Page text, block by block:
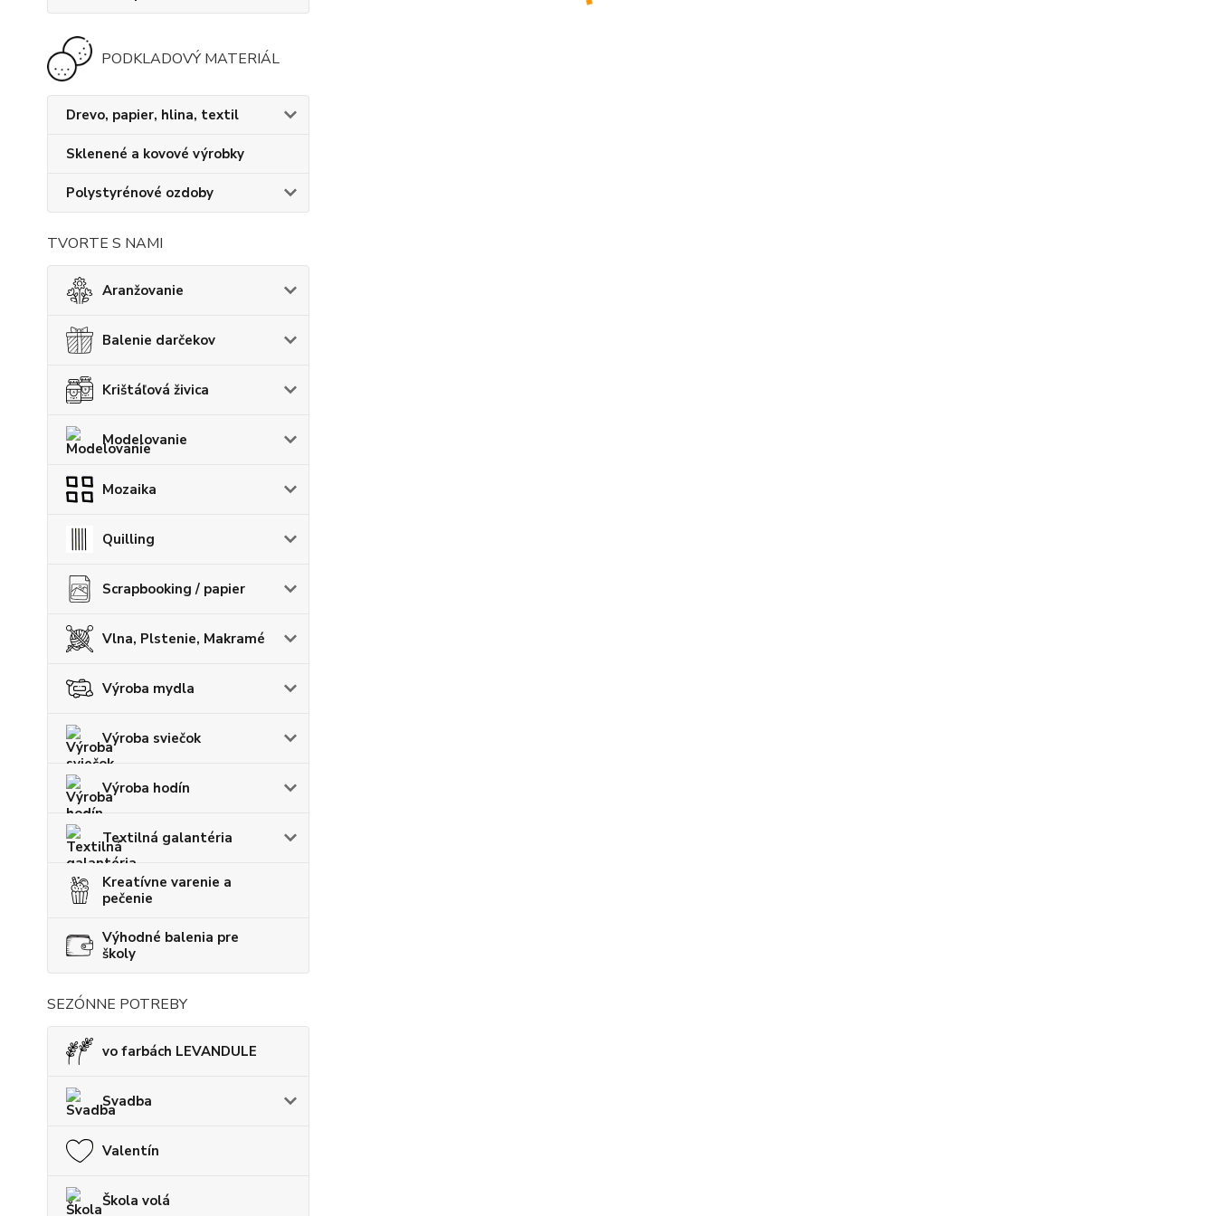
PODKLADOVÝ MATERIÁL
Drevo, papier, hlina, textil
Sklenené a kovové výrobky
Polystyrénové ozdoby
TVORTE S NAMI
Aranžovanie
Balenie darčekov
Krištáľová živica
Modelovanie
Mozaika
Quilling
Scrapbooking / papier
Vlna, Plstenie, Makramé
Výroba mydla
Výroba sviečok
Výroba hodín
Textilná galantéria
Kreatívne varenie a
pečenie
Výhodné balenia pre
školy
SEZÓNNE POTREBY
vo farbách LEVANDULE
Svadba
Valentín
Škola volá